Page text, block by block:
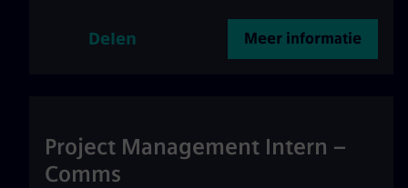
Delen Meer informatie
Project Management Intern –
Comms